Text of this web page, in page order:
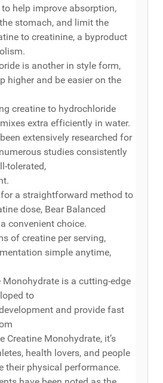
help improve absorption,
stomach, and limit the
to creatinine, a byproduct
is another in style form,
higher and be easier on the
creatine to hydrochloride
extra efficiently in water.
extensively researched for
studies consistently
tolerated,
a straightforward method to
dose, Bear Balanced
convenient choice.
of creatine per serving,
simple anytime,
Monohydrate is a cutting-edge
to
and provide fast
Creatine Monohydrate, it’s
health lovers, and people
their physical performance.